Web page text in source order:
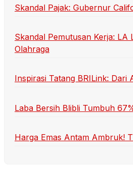
Skandal Pajak: Gubernur
Skandal Pemutusan Kerja:
Olahraga
Inspirasi Tatang BRILink: Dari
Laba Bersih Blibli Tumbuh
Harga Emas Antam Ambruk!